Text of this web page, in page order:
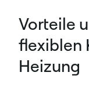
Vorteile
flexiblen
Heizung